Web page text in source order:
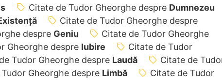
Citate de Tudor Gheorghe despre Dumnezeu
Citate de Tudor Gheorghe despre
despre Geniu
Citate de Tudor Gheorghe
Gheorghe despre Iubire
Citate de Tudor
Tudor Gheorghe despre Laudă
Citate de
Gheorghe despre Limbă
Citate de Tudor